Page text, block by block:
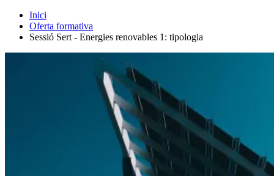
Inici
Oferta formativa
Sessió Sert - Energies renovables 1: tipologia